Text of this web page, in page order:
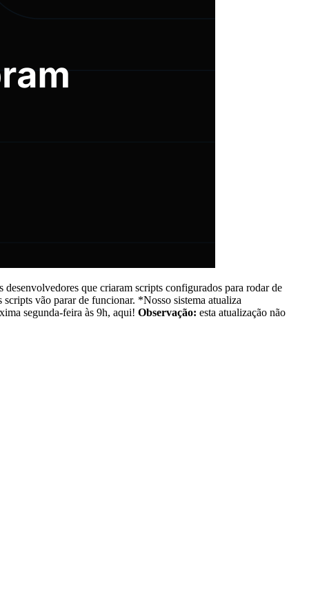
que criaram scripts configurados para rodar de
scripts vão parar de funcionar. *Nosso sistema atualiza
segunda-feira às 9h, aqui! Observação: esta atualização não